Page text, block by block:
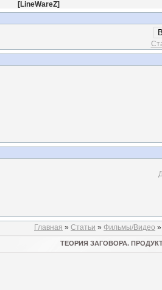
[LineWareZ]
Главная » Статьи » Фильмы/Видео
ТЕОРИЯ ЗАГОВОРА.